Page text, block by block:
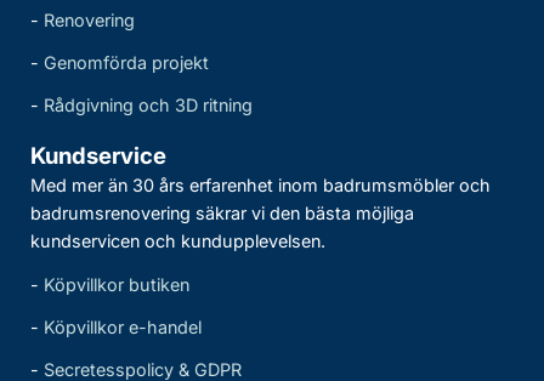
- Renovering
- Genomförda projekt
- Rådgivning och 3D ritning
Kundservice
Med mer än 30 års erfarenhet inom badrumsmöbler och
badrumsrenovering säkrar vi den bästa möjliga
kundservicen och kundupplevelsen.
- Köpvillkor butiken
- Köpvillkor e-handel
- Secretesspolicy & GDPR